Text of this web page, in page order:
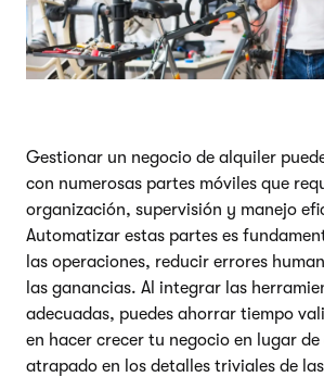
Gestionar un negocio de alquiler
con numerosas partes móviles que
organización, supervisión y manejo
Automatizar estas partes es
las operaciones, reducir errores
las ganancias. Al integrar las
adecuadas, puedes ahorrar tiempo
en hacer crecer tu negocio en lugar
atrapado en los detalles triviales de